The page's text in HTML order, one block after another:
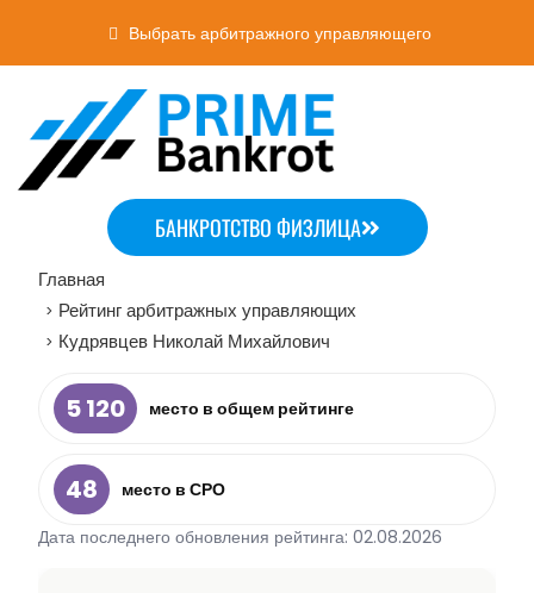
Выбрать арбитражного управляющего
БАНКРОТСТВО ФИЗЛИЦА
Главная
> Рейтинг арбитражных управляющих
> Кудрявцев Николай Михайлович
5 120 место в общем рейтинге
48
место в СРО
Дата последнего обновления рейтинга: 02.08.2026